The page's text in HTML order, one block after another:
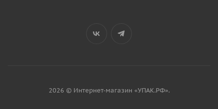
2026 © Интернет-магазин «УПАК.РФ».